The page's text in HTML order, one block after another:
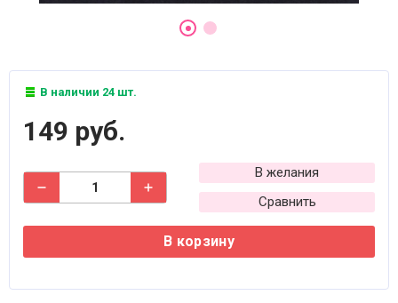
В наличии 24 шт.
149 руб.
В желания
Сравнить
В корзину